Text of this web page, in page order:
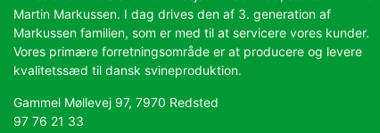
Martin Markussen. I dag drives den af 3. generation af
Markussen familien, som er med til at servicere vores kunder.
Vores primære forretningsområde er at producere og levere
kvalitetssæd til dansk svineproduktion.
Gammel Møllevej 97, 7970 Redsted
97 76 21 33